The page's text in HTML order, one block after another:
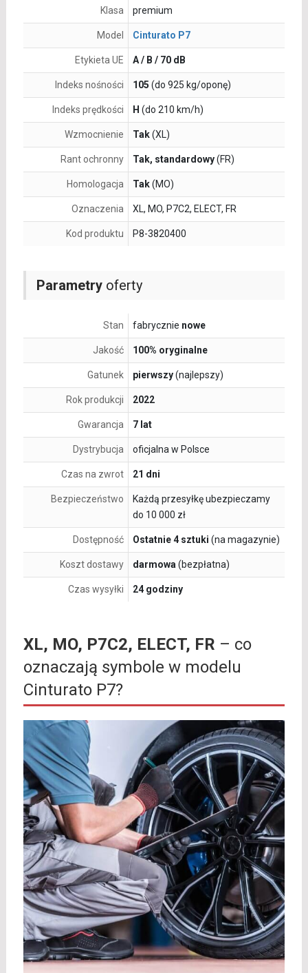
Parametryoferty
Stan fabrycznie nowe
Jakość 100% oryginalne
Gatunek pierwszy(najlepszy)
Rok produkcji 2022
Gwarancja 7 lat
Dystrybucja oficjalna w Polsce
Czas na zwrot 21 dni
Bezpieczeństwo
Każdą przesyłkę ubezpieczamy
do 10 000 zł
Dostępność Ostatnie 4 sztuki (na magazynie)
Koszt dostawy darmowa (bezpłatna)
Czas wysyłki 24 godziny
Klasa premium
Model Cinturato P7
Etykieta UE A / B / 70 dB
Indeks nośności 105 (do 925 kg/oponę)
Indeks prędkości H (do 210 km/h)
Wzmocnienie Tak(XL)
Rant ochronny Tak, standardowy(FR)
Homologacja Tak(MO)
Oznaczenia XL, MO, P7C2, ELECT, FR
Kod produktu P8-3820400
XL, MO, P7C2, ELECT, FR – co
oznaczają symbole w modelu
Cinturato P7?